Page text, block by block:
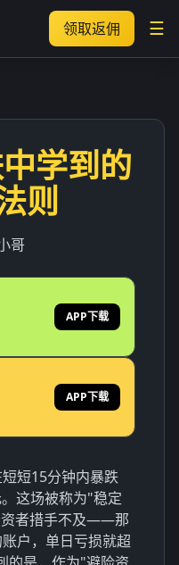
领取返佣 ☰
学到的
则
哥
APP下载
APP下载
短15分钟内暴跌
这场被称为"稳定
资者措手不及——那
户，单日亏损就超